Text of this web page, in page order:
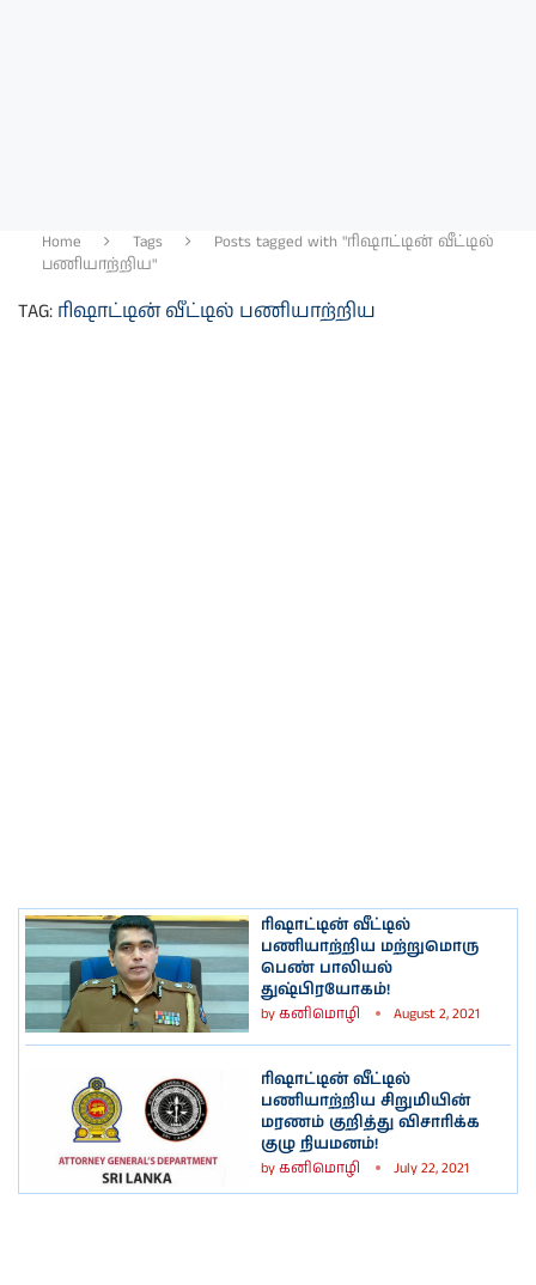
Home Tags
Posts tagged with "ரிஷாட்டின் வீட்டில்
பணியாற்றிய"
TAG: ரிஷாட்டின் வீட்டில் பணியாற்றிய
ரிஷாட்டின் வீட்டில்
பணியாற்றிய மற்றுமொரு
பெண் பாலியல்
துஷ்பிரயோகம்!
byகனிமொழி August 2, 2021
ரிஷாட்டின் வீட்டில்
பணியாற்றிய சிறுமியின்
மரணம் குறித்து விசாரிக்க
குழு நியமனம்!
byகனிமொழி July 22, 2021